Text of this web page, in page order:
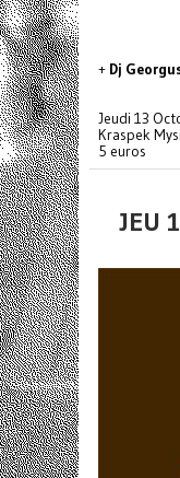
+ Dj
Jeudi 13
Kraspek
5 euros
JEU